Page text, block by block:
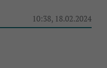
10:38, 18.02.2024